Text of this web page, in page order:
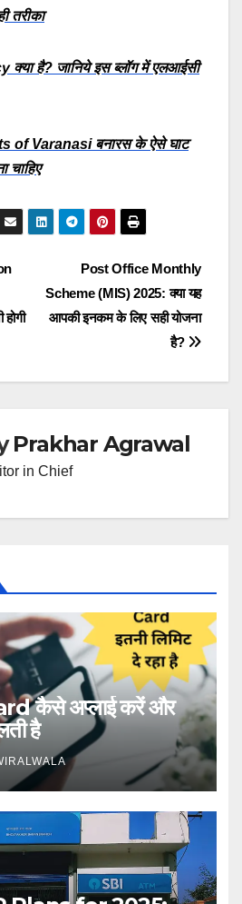
तरीका
क्या है? जानिये इस ब्लॉग में एलआईसी
of Varanasi बनारस के ऐसे घाट
चाहिए
Post Office Monthly
Scheme (MIS) 2025: क्या यह
आपकी इनकम के लिए सही योजना
है?
Prakhar Agrawal
in Chief
कैसे अप्लाई करें और
है